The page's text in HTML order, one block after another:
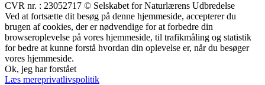
CVR nr. : 23052717 © Selskabet for Naturlærens Udbredelse
Ved at fortsætte dit besøg på denne hjemmeside, accepterer du
brugen af cookies, der er nødvendige for at forbedre din
browseroplevelse på vores hjemmeside, til trafikmåling og statistik
for bedre at kunne forstå hvordan din oplevelse er, når du besøger
vores hjemmeside.
Ok, jeg har forstået
Læs mereprivatlivspolitik